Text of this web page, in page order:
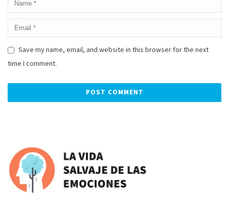
Save my name, email, and website in this browser for the next
time I comment.